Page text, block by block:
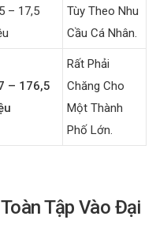
– 17,5
Tùy Theo Nhu
Cầu Cá Nhân.
– 176,5
Rất Phải
Chăng Cho
Một Thành
Phố Lớn.
Tập Vào Đại